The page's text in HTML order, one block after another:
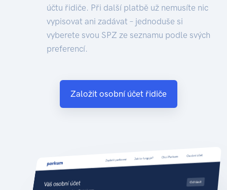
účtu řidiče. Při další platbě už nemusíte nic
vypisovat ani zadávat – jednoduše si
vyberete svou SPZ ze seznamu podle svých
preferencí.
Založit osobní účet řidiče